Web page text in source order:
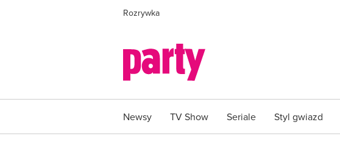
Rozrywka
Newsy TV Show Seriale Styl gwiazd